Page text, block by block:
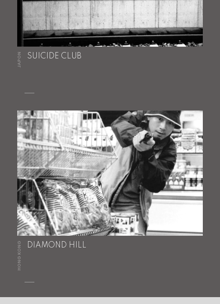
JAPON SUICIDE CLUB
HONG KONG DIAMOND HILL